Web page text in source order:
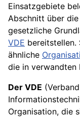
Einsatzgebiete
Abschnitt über
gesetzliche
VDE bereitstellen.
ähnliche
die in verwandten
Der VDE
Organisation, die